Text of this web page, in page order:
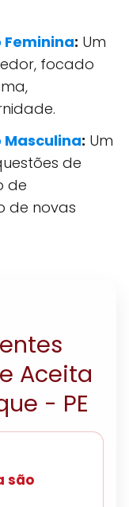
: Um
focado
: Um
de
de
de novas
Aceita
- PE
são